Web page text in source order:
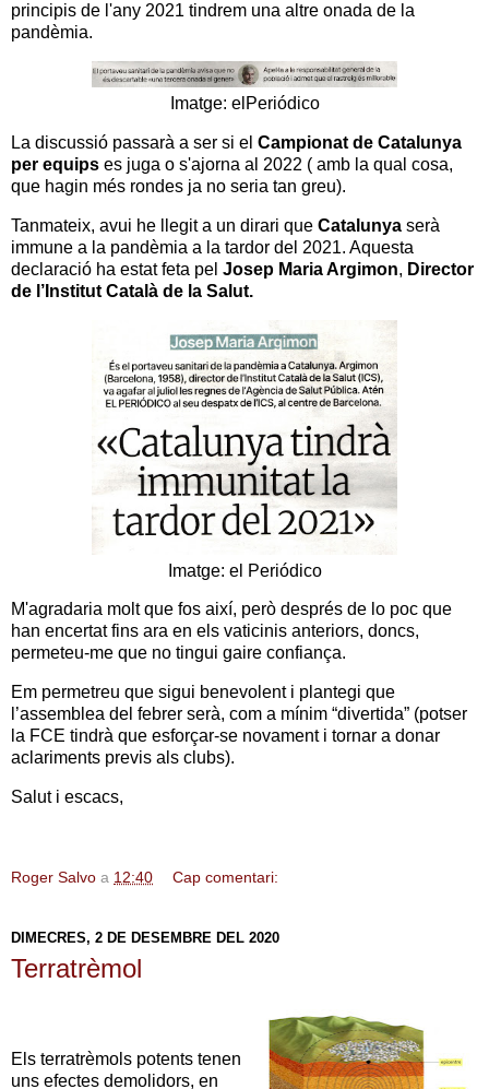
principis de l'any 2021 tindrem una altre onada de la
pandèmia.
Imatge: elPeriódico
La discussió passarà a ser si el Campionat de Catalunya
per equips es juga o s'ajorna al 2022 ( amb la qual cosa,
que hagin més rondes ja no seria tan greu).
Tanmateix, avui he llegit a un dirari que Catalunya serà
immune a la pandèmia a la tardor del 2021. Aquesta
declaració ha estat feta pel Josep Maria Argimon, Director
de l’Institut Català de la Salut.
Imatge: el Periódico
M'agradaria molt que fos així, però després de lo poc que
han encertat fins ara en els vaticinis anteriors, doncs,
permeteu-me que no tingui gaire confiança.
Em permetreu que sigui benevolent i plantegi que
l’assemblea del febrer serà, com a mínim “divertida” (potser
la FCE tindrà que esforçar-se novament i tornar a donar
aclariments previs als clubs).
Salut i escacs,
Roger Salvo a 12:40 Cap comentari:
DIMECRES, 2 DE DESEMBRE DEL 2020
Terratrèmol
Els terratrèmols potents tenen
uns efectes demolidors, en